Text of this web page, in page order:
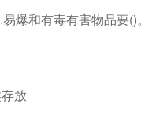
爆和有毒有害物品要()。
放